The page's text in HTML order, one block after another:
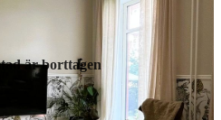
är borttagen